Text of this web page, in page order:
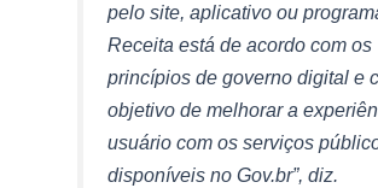
pelo site, aplicativo ou
Receita está de acordo com os
princípios de governo digital e
objetivo de melhorar a
usuário com os serviços
disponíveis no Gov.br”, diz.